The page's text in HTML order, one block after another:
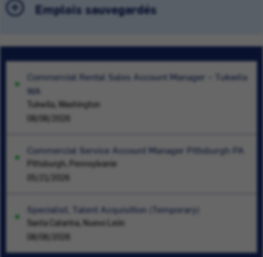
Emplois sauvegardés
Commercial Rental Sales Account Manager – Tukwila
WA
Tukwila, Washington
08/06/2026
Commercial Service Account Manager Pittsburgh PA
Pittsburgh, Pennsylvanie
Specialist, Talent Acquisition (Temporary)
Santa Catarina, Nuevo León
08/06/2026